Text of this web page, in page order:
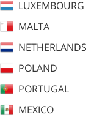
LUXEMBOURG
MALTA
NETHERLANDS
POLAND
PORTUGAL
MEXICO